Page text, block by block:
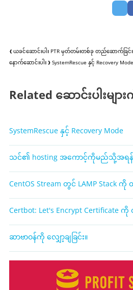
❮ ယခင်ဆောင်းပါး PTR မှတ်တမ်းတစ်ခု တည်ဆောက်ခြင်း (ပ
နောက်ဆောင်းပါး ❯ SystemRescue နှင့် Recovery Mode
Related ဆောင်းပါးမျာ
SystemRescue နှင့် Recovery Mode
သင်၏ hosting အကောင့်ကိုမည်သို့အရန်
CentOS Stream တွင် LAMP Stack
Certbot: Let's Encrypt Certificate
ဆာဗာဝန်ကို လျှော့ချခြင်း။